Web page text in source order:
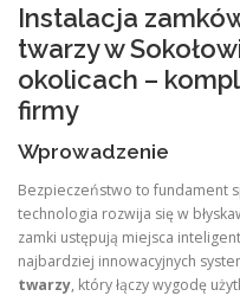
Instalacja
twarzy w
okolicach –
firmy
Wprowadzenie
Bezpieczeństwo to fundament
technologia rozwija się w
zamki ustępują miejsca
najbardziej innowacyjnych
twarzy, który łączy wygodę